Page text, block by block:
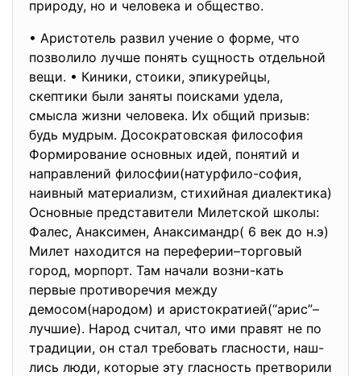
природу, но и человека и общество.
• Аристотель развил учение о форме, что
позволило лучше понять сущность отдельной
вещи. • Киники, стоики, эпикурейцы,
скептики были заняты поисками удела,
смысла жизни человека. Их общий призыв:
будь мудрым. Досократовская философия
Формирование основных идей, понятий и
направлений филосфии(натурфило-софия,
наивный материализм, стихийная диалектика)
Основные представители Милетской школы:
Фалес, Анаксимен, Анаксимандр( 6 век до н.э)
Милет находится на переферии–торговый
город, морпорт. Там начали возни-кать
первые противоречия между
демосом(народом) и аристократией(“арис”–
лучшие). Народ считал, что ими правят не по
традиции, он стал требовать гласности, наш-
лись люди, которые эту гласность претворили